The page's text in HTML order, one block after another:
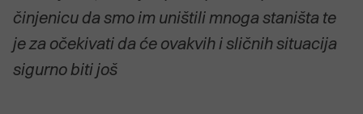
činjenicu da smo im uništili mnoga staništa te
je za očekivati da će ovakvih i sličnih situacija
sigurno biti još